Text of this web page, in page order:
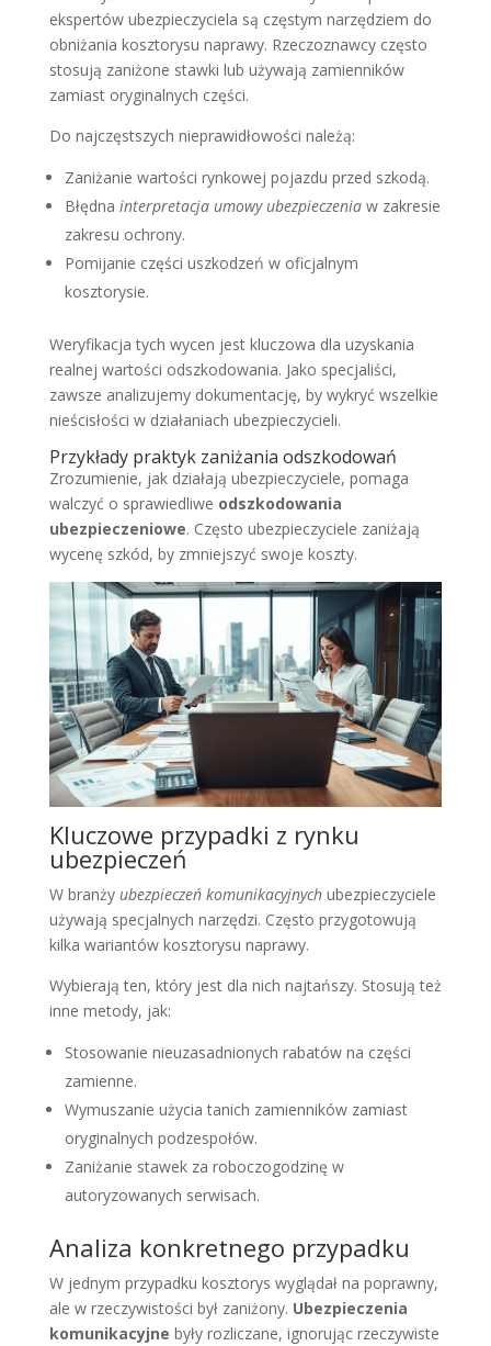
ekspertów ubezpieczyciela są częstym narzędziem do
obniżania kosztorysu naprawy. Rzeczoznawcy często
stosują zaniżone stawki lub używają zamienników
zamiast oryginalnych części.
Do najczęstszych nieprawidłowości należą:
Zaniżanie wartości rynkowej pojazdu przed szkodą.
Błędna interpretacja umowy ubezpieczeniaw zakresie
zakresu ochrony.
Pomijanie części uszkodzeń w oficjalnym
kosztorysie.
Weryfikacja tych wycen jest kluczowa dla uzyskania
realnej wartości odszkodowania. Jako specjaliści,
zawsze analizujemy dokumentację, by wykryć wszelkie
nieścisłości w działaniach ubezpieczycieli.
Przykłady praktyk zaniżania odszkodowań
Zrozumienie, jak działają ubezpieczyciele, pomaga
walczyć o sprawiedliwe odszkodowania
ubezpieczeniowe. Często ubezpieczyciele zaniżają
wycenę szkód, by zmniejszyć swoje koszty.
Kluczowe przypadki z rynku
ubezpieczeń
W branży ubezpieczeń komunikacyjnychubezpieczyciele
używają specjalnych narzędzi. Często przygotowują
kilka wariantów kosztorysu naprawy.
Wybierają ten, który jest dla nich najtańszy. Stosują też
inne metody, jak:
Stosowanie nieuzasadnionych rabatów na części
zamienne.
Wymuszanie użycia tanich zamienników zamiast
oryginalnych podzespołów.
Zaniżanie stawek za roboczogodzinę w
autoryzowanych serwisach.
Analiza konkretnego przypadku
W jednym przypadku kosztorys wyglądał na poprawny,
ale w rzeczywistości był zaniżony. Ubezpieczenia
komunikacyjne były rozliczane, ignorując rzeczywiste